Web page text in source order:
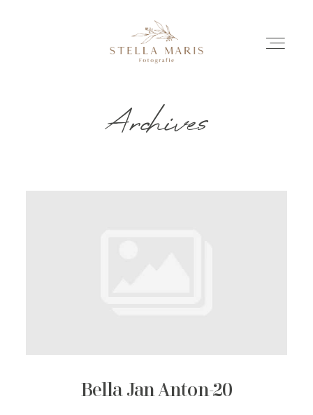
EINBLICKE
Archives
Bella Jan Anton-20